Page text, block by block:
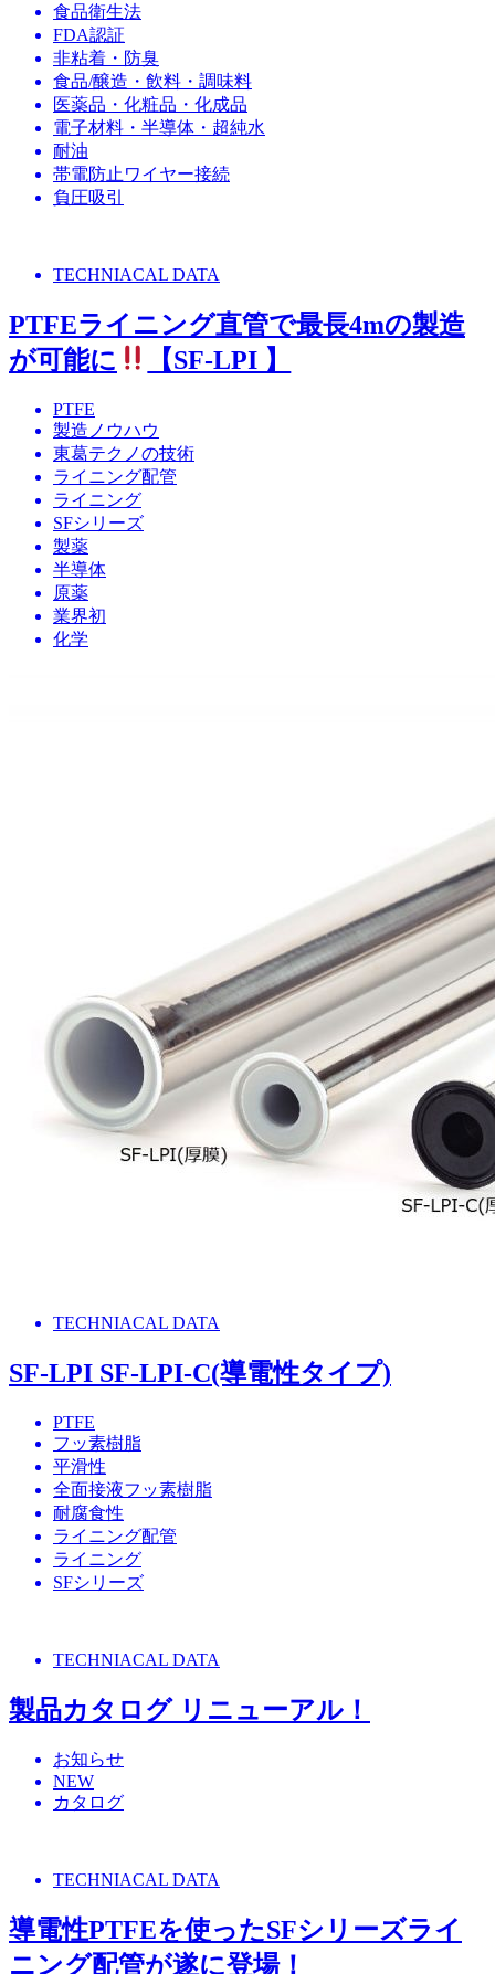
食品衛生法
FDA認証
非粘着・防臭
食品/醸造・飲料・調味料
医薬品・化粧品・化成品
電子材料・半導体・超純水
耐油
帯電防止ワイヤー接続
負圧吸引
TECHNIACAL DATA
PTFEライニング直管で最長4mの製造
が可能に
【SF-LPI 】
PTFE
製造ノウハウ
東葛テクノの技術
ライニング配管
ライニング
SFシリーズ
製薬
半導体
原薬
業界初
化学
TECHNIACAL DATA
SF-LPI SF-LPI-C(導電性タイプ)
PTFE
フッ素樹脂
平滑性
全面接液フッ素樹脂
耐腐食性
ライニング配管
ライニング
SFシリーズ
TECHNIACAL DATA
製品カタログ リニューアル！
お知らせ
NEW
カタログ
TECHNIACAL DATA
導電性PTFEを使ったSFシリーズライ
ニング配管が遂に登場！